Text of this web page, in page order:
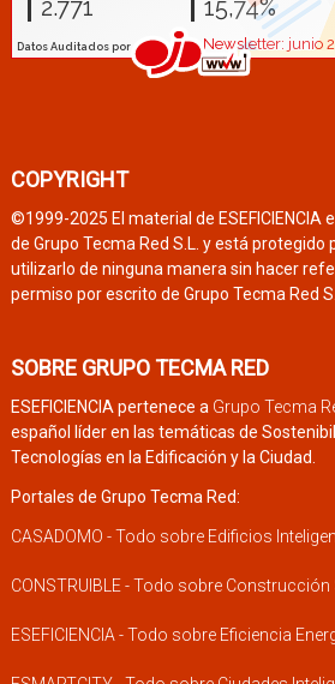
COPYRIGHT
©1999-2025 El material de ESEFICIENCIA
de Grupo Tecma Red S.L. y está protegido
utilizarlo de ninguna manera sin hacer
permiso por escrito de Grupo Tecma Red
SOBRE GRUPO TECMA RED
ESEFICIENCIA pertenece a Grupo Tecma
español líder en las temáticas de
Tecnologías en la Edificación y la Ciudad.
Portales de Grupo Tecma Red:
CASADOMO - Todo sobre Edificios
CONSTRUIBLE - Todo sobre
ESEFICIENCIA - Todo sobre Eficiencia